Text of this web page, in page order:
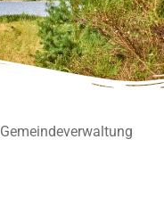
Gemeindeverwaltung